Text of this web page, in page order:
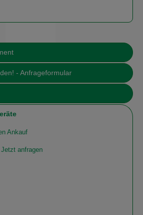
- Anfrageformular
Ankauf
anfragen